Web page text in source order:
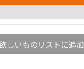
しいものリストに追加